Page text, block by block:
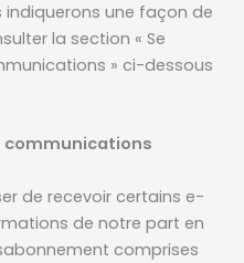
indiquerons une façon de
la section « Se
» ci-dessous
communications
de recevoir certains e-
de notre part en
comprises